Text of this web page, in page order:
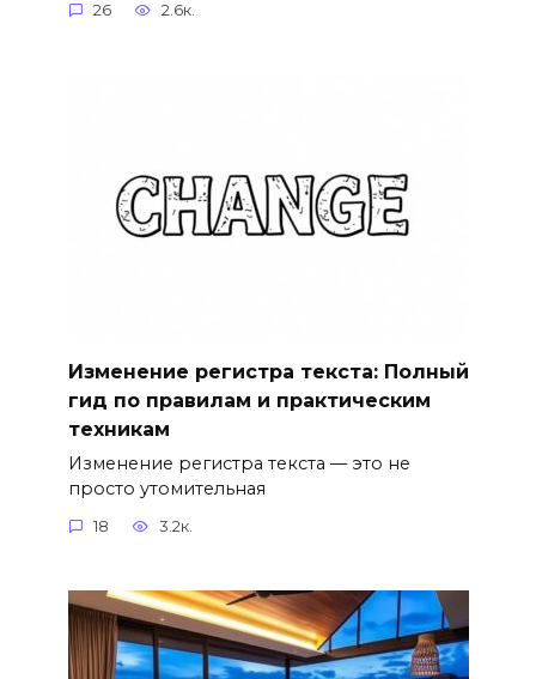
26 2.6к.
Изменение регистра текста: Полный
гид по правилам и практическим
техникам
Изменение регистра текста — это не
просто утомительная
18 3.2к.